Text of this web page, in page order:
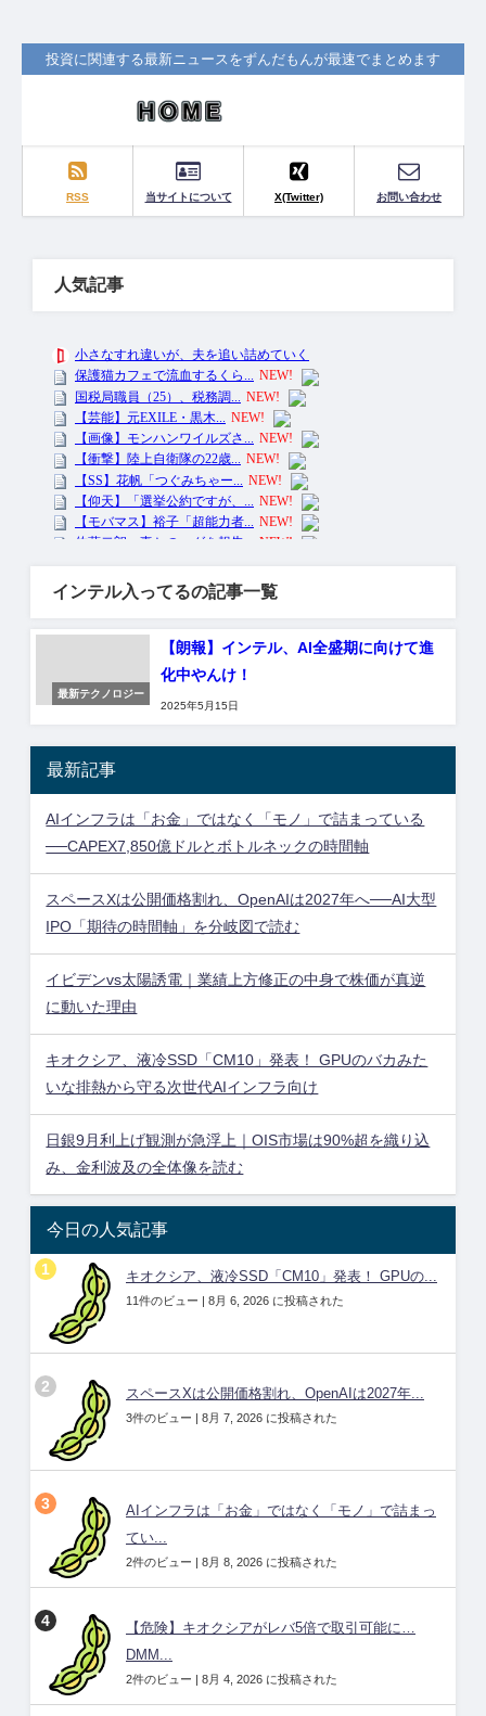
投資に関連する最新ニュースをずんだもんが最速でまとめます
RSS 当サイトについて X(Twitter) お問い合わせ
人気記事
インテル入ってるの記事一覧
最新テクノロジー
【朗報】インテル、AI全盛期に向けて進
化中やんけ！
2025年5月15日
最新記事
AIインフラは「お金」ではなく「モノ」で詰まっている
──CAPEX7,850億ドルとボトルネックの時間軸
スペースXは公開価格割れ、OpenAIは2027年へ──AI大型
IPO「期待の時間軸」を分岐図で読む
イビデンvs太陽誘電｜業績上方修正の中身で株価が真逆
に動いた理由
キオクシア、液冷SSD「CM10」発表！ GPUのバカみた
いな排熱から守る次世代AIインフラ向け
日銀9月利上げ観測が急浮上｜OIS市場は90%超を織り込
み、金利波及の全体像を読む
今日の人気記事
キオクシア、液冷SSD「CM10」発表！ GPUの...
11件のビュー | 8月 6, 2026 に投稿された
スペースXは公開価格割れ、OpenAIは2027年...
3件のビュー | 8月 7, 2026 に投稿された
AIインフラは「お金」ではなく「モノ」で詰まっ
てい...
2件のビュー | 8月 8, 2026 に投稿された
【危険】キオクシアがレバ5倍で取引可能に…
DMM...
2件のビュー | 8月 4, 2026 に投稿された